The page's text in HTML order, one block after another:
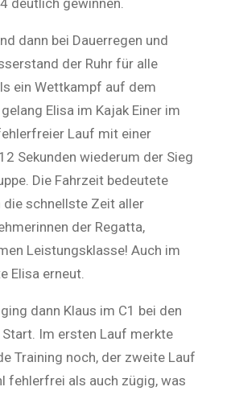
deutlich gewinnen.
dann bei Dauerregen und
der Ruhr für alle
ein Wettkampf auf dem
Elisa im Kajak Einer im
Lauf mit einer
Sekunden wiederum der Sieg
Die Fahrzeit bedeutete
schnellste Zeit aller
der Regatta,
Leistungsklasse! Auch im
Elisa erneut.
dann Klaus im C1 bei den
Start. Im ersten Lauf merkte
Training noch, der zweite Lauf
fehlerfrei als auch zügig, was